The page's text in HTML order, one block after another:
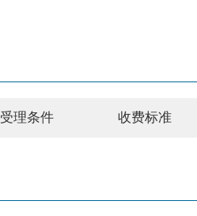
受理条件 收费标准